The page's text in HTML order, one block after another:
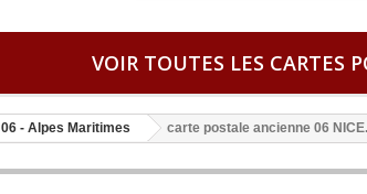
VOIR TOUTES LES CARTES
06 - Alpes Maritimes carte postale ancienne 06